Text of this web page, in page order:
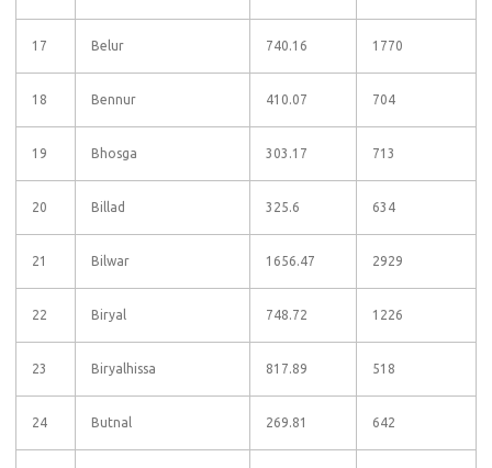
17 Belur 740.16 1770
18 Bennur 410.07 704
19 Bhosga 303.17 713
20 Billad 325.6 634
21 Bilwar 1656.47 2929
22 Biryal 748.72 1226
23 Biryalhissa 817.89 518
24 Butnal 269.81 642